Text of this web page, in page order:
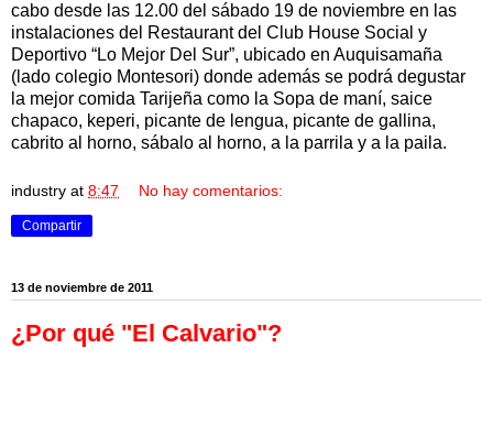
cabo desde las 12.00 del sábado 19 de noviembre en las
instalaciones del Restaurant del Club House Social y
Deportivo “Lo Mejor Del Sur”, ubicado en Auquisamaña
(lado colegio Montesori) donde además se podrá degustar
la mejor comida Tarijeña como la Sopa de maní, saice
chapaco, keperi, picante de lengua, picante de gallina,
cabrito al horno, sábalo al horno, a la parrila y a la paila.
industry at 8:47 No hay comentarios:
Compartir
13 de noviembre de 2011
¿Por qué "El Calvario"?